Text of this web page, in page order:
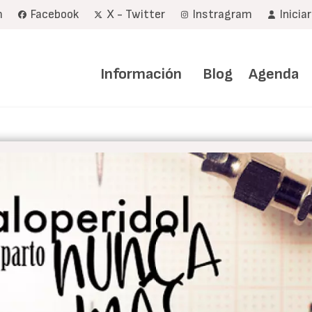
Facebook X - Twitter Instragram
Información Blog Agenda